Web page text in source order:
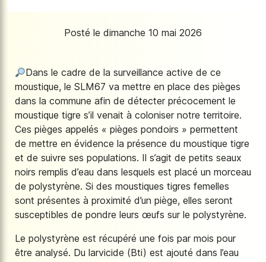
Posté le dimanche 10 mai 2026
Dans le cadre de la surveillance active de ce
moustique, le SLM67 va mettre en place des pièges
dans la commune afin de détecter précocement le
moustique tigre s’il venait à coloniser notre territoire.
Ces pièges appelés « pièges pondoirs » permettent
de mettre en évidence la présence du moustique tigre
et de suivre ses populations. Il s’agit de petits seaux
noirs remplis d’eau dans lesquels est placé un morceau
de polystyrène. Si des moustiques tigres femelles
sont présentes à proximité d’un piège, elles seront
susceptibles de pondre leurs œufs sur le polystyrène.
Le polystyrène est récupéré une fois par mois pour
être analysé. Du larvicide (Bti) est ajouté dans l’eau